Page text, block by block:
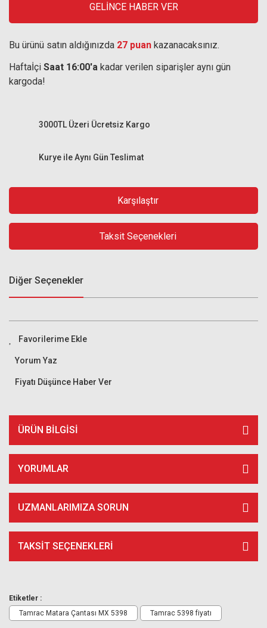
GELİNCE HABER VER
Bu ürünü satın aldığınızda 27 puan kazanacaksınız.
Haftaİçi Saat 16:00'a kadar verilen siparişler aynı gün
kargoda!
Kurye ile Aynı Gün Teslimat
3000TL Üzeri Ücretsiz Kargo
Karşılaştır
Taksit Seçenekleri
Diğer Seçenekler
Yorum Yaz
Fiyatı Düşünce Haber Ver
ÜRÜN BILGISI
YORUMLAR
UZMANLARIMIZA SORUN
TAKSIT SEÇENEKLERI
Etiketler :
Tamrac Matara Çantası MX 5398
Tamrac 5398 fiyatı